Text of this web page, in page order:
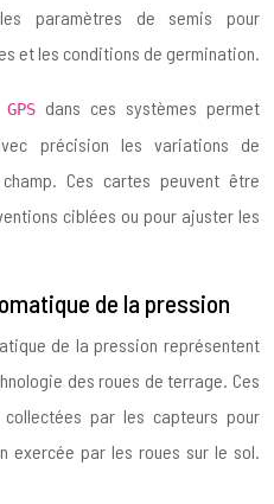
paramètres de semis pour
et les conditions de germination.
GPSdans ces systèmes permet
précision les variations de
Ces cartes peuvent être
ciblées ou pour ajuster les
de la pression
de la pression représentent
des roues de terrage. Ces
par les capteurs pour
exercée par les roues sur le sol.